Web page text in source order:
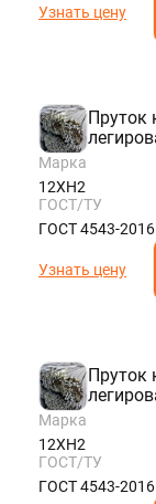
Узнать цену
Пруток
Марка
12ХН2
ГОСТ/ТУ
ГОСТ 4543-2016
Узнать цену
Пруток
Марка
12ХН2
ГОСТ/ТУ
ГОСТ 4543-2016